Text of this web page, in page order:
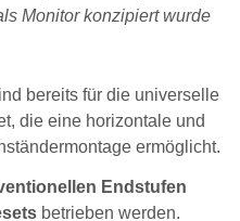
Monitor konzipiert wurde
bereits für die universelle
die eine horizontale und
ermöglicht.
Endstufen
betrieben werden.